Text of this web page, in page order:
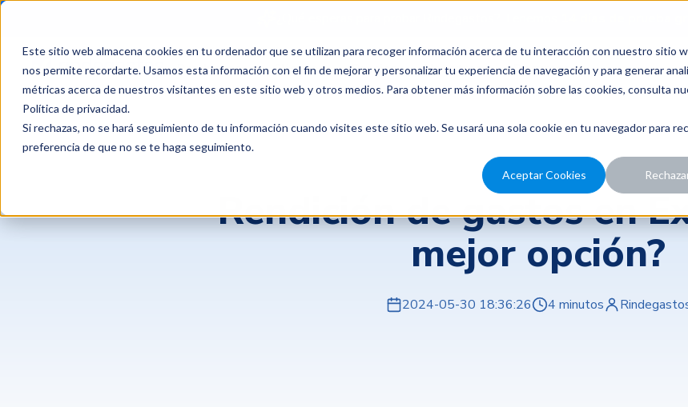
Este sitio web almacena cookies en tu ordenador que se utilizan para recoger información acerca de tu interacción con nuestro sitio
nos permite recordarte. Usamos esta información con el fin de mejorar y personalizar tu experiencia de navegación y para generar
métricas acerca de nuestros visitantes en este sitio web y otros medios. Para obtener más información sobre las cookies, consulta
Política de privacidad.
Si rechazas, no se hará seguimiento de tu información cuando visites este sitio web. Se usará una sola cookie en tu navegador para
preferencia de que no se te haga seguimiento.
Aceptar Cookies
Productos Clientes Precios Nosotros Recursos
Rendición de gastos en
mejor opción?
2024-05-30 18:36:26 4 minutos